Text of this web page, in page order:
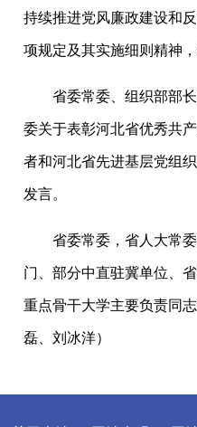
持续推进党风廉政建设和
项规定及其实施细则精神
省委常委、组织部部长
委关于表彰河北省优秀共
者和河北省先进基层党组
发言。
省委常委，省人大常委
门、部分中直驻冀单位、
重点骨干大学主要负责同
磊、刘冰洋）